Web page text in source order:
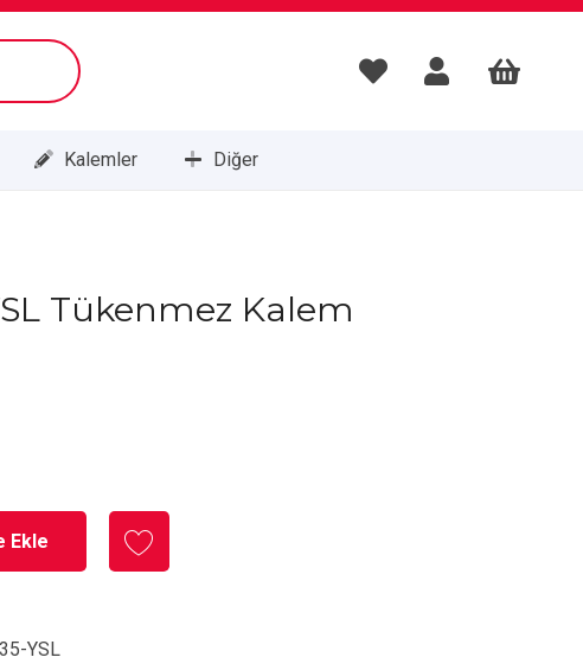
Kalemler Diğer
Tükenmez Kalem
Ekle
YSL